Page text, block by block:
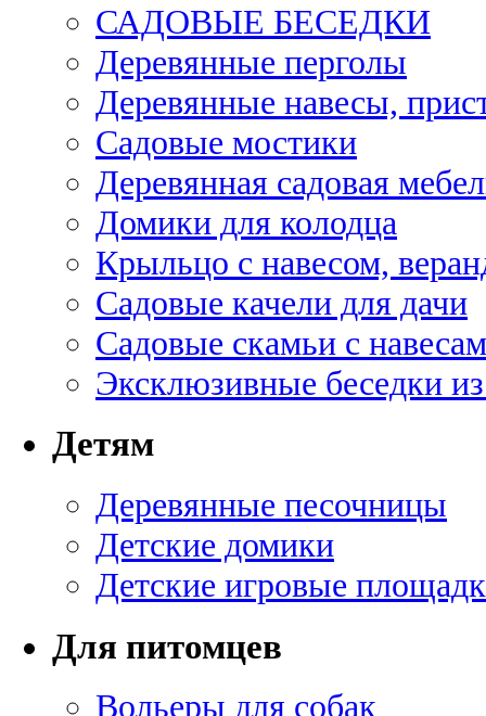
САДОВЫЕ БЕСЕДКИ
Деревянные перголы
Деревянные навесы,
Садовые мостики
Деревянная садовая
Домики для колодца
Крыльцо с навесом,
Садовые качели для дачи
Садовые скамьи с
Эксклюзивные беседки
Детям
Деревянные песочницы
Детские домики
Детские игровые
Для питомцев
Вольеры для собак